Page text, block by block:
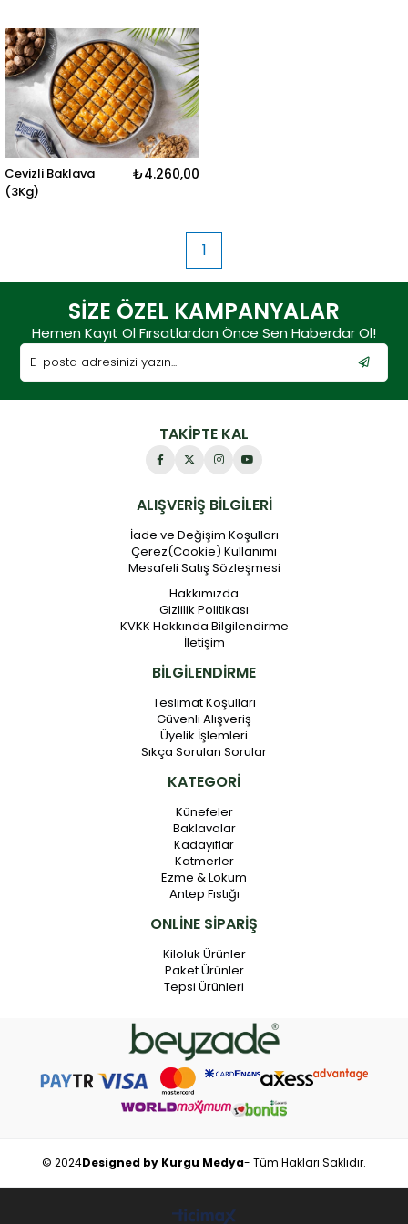
Cevizli Baklava
(3Kg)
₺4.260,00
1
SİZE ÖZEL KAMPANYALAR
Hemen Kayıt Ol Fırsatlardan Önce Sen Haberdar Ol!
TAKİPTE KAL
ALIŞVERİŞ BİLGİLERİ
İade ve Değişim Koşulları
Çerez(Cookie) Kullanımı
Mesafeli Satış Sözleşmesi
Hakkımızda
Gizlilik Politikası
KVKK Hakkında Bilgilendirme
İletişim
BİLGİLENDİRME
Teslimat Koşulları
Güvenli Alışveriş
Üyelik İşlemleri
Sıkça Sorulan Sorular
KATEGORİ
Künefeler
Baklavalar
Kadayıflar
Katmerler
Ezme & Lokum
Antep Fıstığı
ONLİNE SİPARİŞ
Kiloluk Ürünler
Paket Ürünler
Tepsi Ürünleri
© 2024Designed by Kurgu Medya- Tüm Hakları Saklıdır.